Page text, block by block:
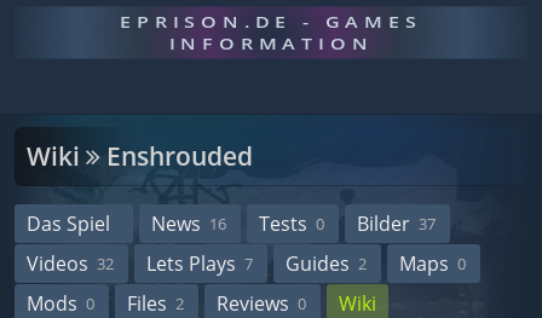
EPRISON.DE - GAMES
INFORMATION
Wiki Enshrouded
Das Spiel News 16 Tests 0 Bilder 37
Videos 32 Lets Plays 7 Guides 2 Maps 0
Mods 0 Files 2 Reviews 0 Wiki